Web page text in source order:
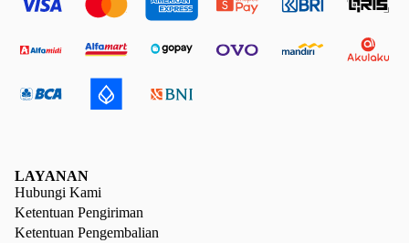
LAYANAN
Hubungi Kami
Ketentuan Pengiriman
Ketentuan Pengembalian